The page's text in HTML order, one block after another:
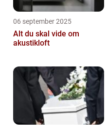
06 september 2025
Alt du skal vide om
akustikloft